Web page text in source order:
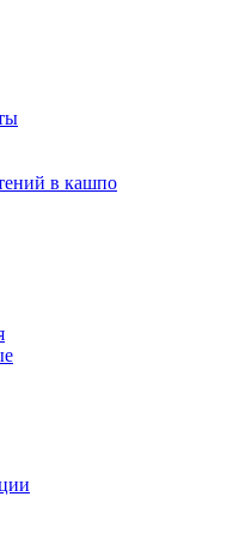
в кашпо